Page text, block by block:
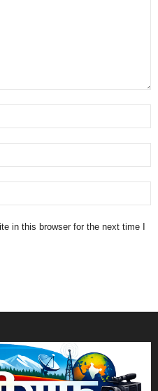
in this browser for the next time I